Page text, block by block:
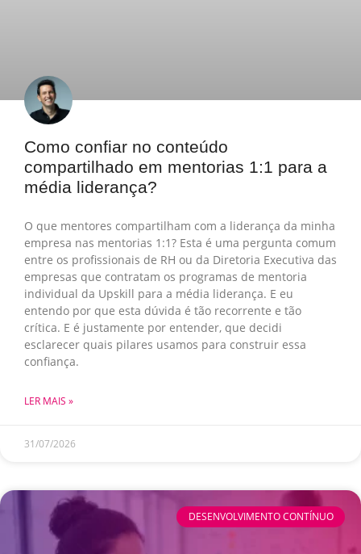
Como confiar no conteúdo
compartilhado em mentorias 1:1 para a
média liderança?
O que mentores compartilham com a liderança da minha
empresa nas mentorias 1:1? Esta é uma pergunta comum
entre os profissionais de RH ou da Diretoria Executiva das
empresas que contratam os programas de mentoria
individual da Upskill para a média liderança. E eu
entendo por que esta dúvida é tão recorrente e tão
crítica. E é justamente por entender, que decidi
esclarecer quais pilares usamos para construir essa
confiança.
LER MAIS »
31/07/2026
DESENVOLVIMENTO CONTÍNUO